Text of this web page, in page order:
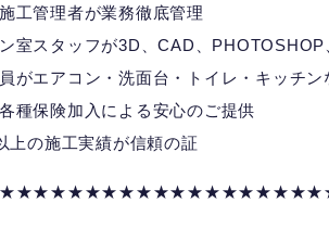
工管理者が業務徹底管理
室スタッフが3D、CAD、
がエアコン・洗面台・トイレ・キッチ
種保険加入による安心のご提供
上の施工実績が信頼の証